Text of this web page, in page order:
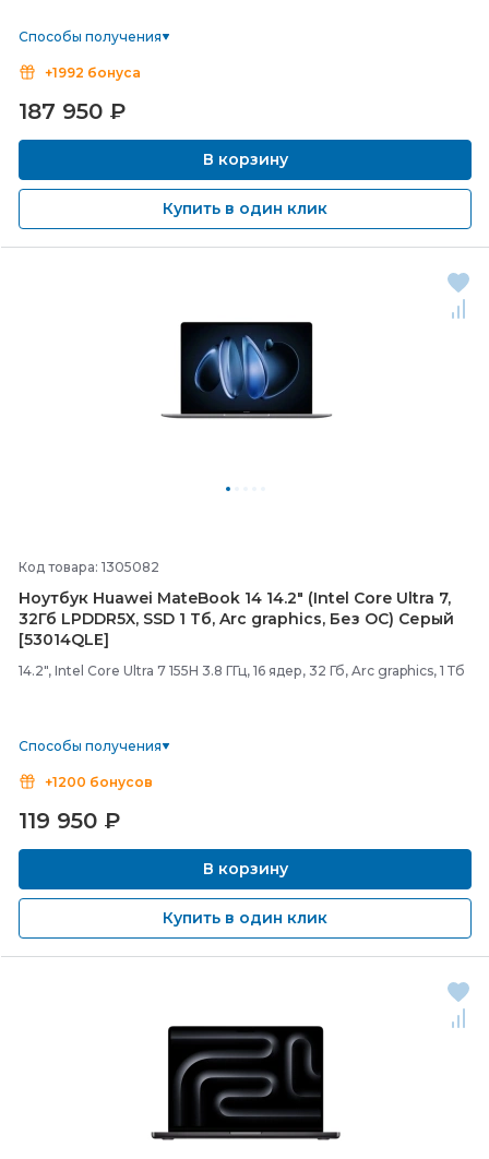
Способы получения
+1992 бонуса
187 950 ₽
В корзину
Купить в один клик
Код товара: 1305082
Ноутбук Huawei MateBook 14 14.2" (Intel Core Ultra 7,
32Гб LPDDR5X, SSD 1 Тб, Arc graphics, Без ОС) Серый
[53014QLE]
14.2", Intel Core Ultra 7 155H 3.8 ГГц, 16 ядер, 32 Гб, Arc graphics, 1 Тб
Способы получения
+1200 бонусов
119 950 ₽
В корзину
Купить в один клик